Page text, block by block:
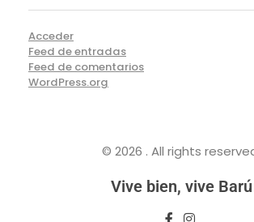
Acceder
Feed de entradas
Feed de comentarios
WordPress.org
© 2026 . All rights
Vive bien, vive Barú